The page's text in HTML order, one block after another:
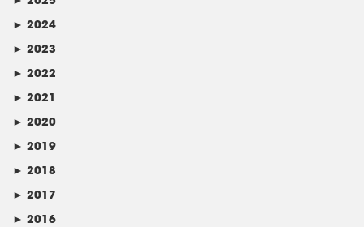
► 2024
► 2023
► 2022
► 2021
► 2020
► 2019
► 2018
► 2017
► 2016